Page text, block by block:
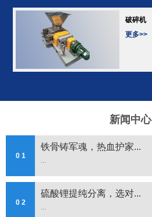
破碎机
更多>>
新闻中心
0 1
铁骨铸军魂，热血护家...
...
0 2
硫酸锂提纯分离，选对...
...